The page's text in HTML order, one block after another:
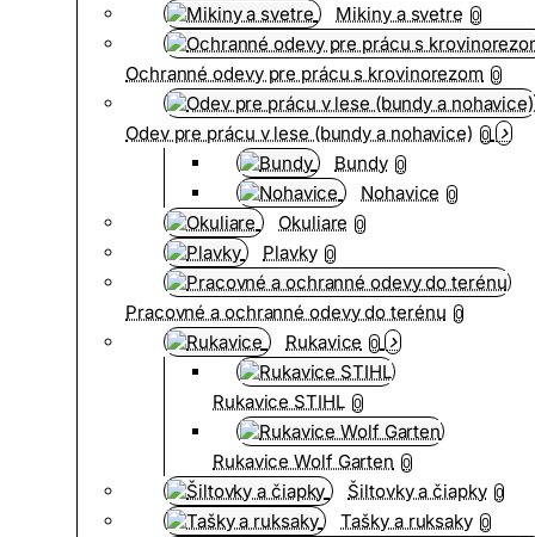
Mikiny a svetre 0
Ochranné odevy pre prácu s krovinorezom 0
Odev pre prácu v lese (bundy a nohavice) 0
Bundy 0
Nohavice 0
Okuliare 0
Plavky 0
Pracovné a ochranné odevy do terénu 0
Rukavice 0
Rukavice STIHL 0
Rukavice Wolf Garten 0
Šiltovky a čiapky 0
Tašky a ruksaky 0